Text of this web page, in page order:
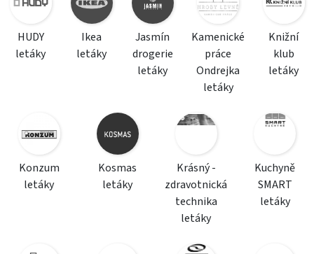
HUDY
letáky
Ikea
letáky
Jasmín
drogerie
letáky
Kamenické
práce
Ondrejka
letáky
Knižní
klub
letáky
Konzum
letáky
Kosmas
letáky
Krásný -
zdravotnická
technika
letáky
Kuchyně
SMART
letáky